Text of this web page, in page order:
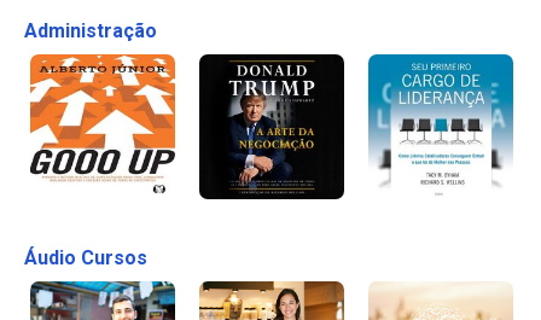
Administração
Áudio Cursos